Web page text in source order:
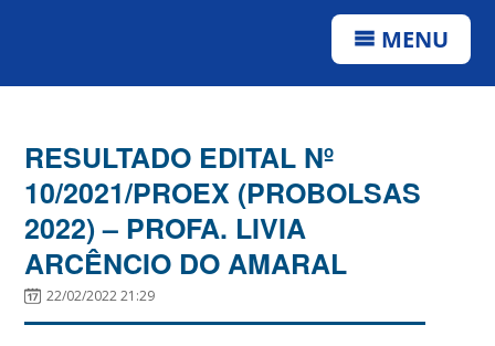
MENU
RESULTADO EDITAL Nº
10/2021/PROEX (PROBOLSAS
2022) – PROFA. LIVIA
ARCÊNCIO DO AMARAL
22/02/2022 21:29